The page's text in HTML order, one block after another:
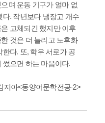
며 운동 기구가 얼마 없
. 작년보다 냉장고 개수
교체되긴 했지만 이후
것은 더 늘리고 노후화
다. 또, 학우 서로가 공
으면 하는 마음이다.
학전공·2>